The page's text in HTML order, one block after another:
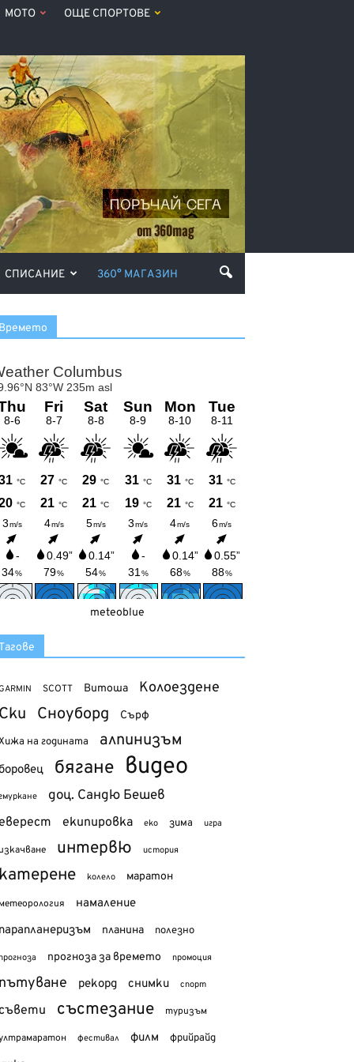
МОТО ОЩЕ СПОРТОВЕ
СПИСАНИЕ 360° МАГАЗИН
meteoblue
SCOTT Витоша Колоездене
Сноуборд Сърф
на годината алпинизъм
бягане видео
доц. Сандю Бешев
екипировка еко зима игра
интервю история
колело маратон
намаление
планина полезно
прогноза за времето промоция
рекорд снимки спорт
състезание туризъм
фестивал филм фрийрайд